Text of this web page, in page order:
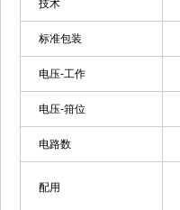
技术
标准包装
电压-工作
电压-箝位
电路数
配用